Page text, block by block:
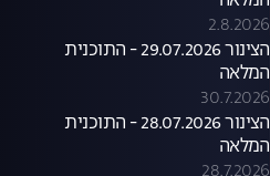
2.8.2026
הצינור 29.07.2026 - התוכנית
המלאה
30.7.2026
הצינור 28.07.2026 - התוכנית
המלאה